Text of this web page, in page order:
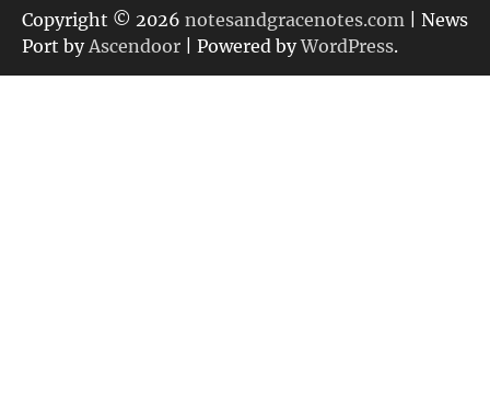
リ
ー
Copyright © 2026 notesandgracenotes.com | News
Port byAscendoor | Powered byWordPress.